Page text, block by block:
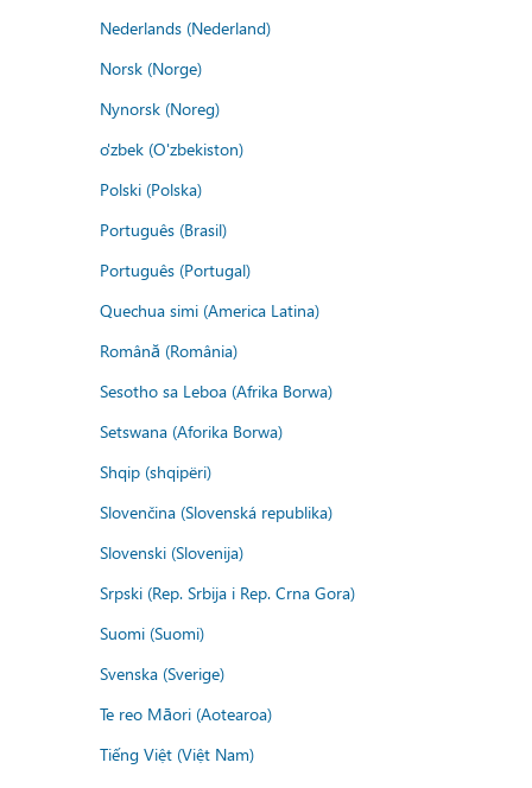
Nederlands (Nederland)
Norsk (Norge)
Nynorsk (Noreg)
o'zbek (O'zbekiston)
Polski (Polska)
Português (Brasil)
Português (Portugal)
Quechua simi (America Latina)
Română (România)
Sesotho sa Leboa (Afrika Borwa)
Setswana (Aforika Borwa)
Shqip (shqipëri)
Slovenčina (Slovenská republika)
Slovenski (Slovenija)
Srpski (Rep. Srbija i Rep. Crna Gora)
Suomi (Suomi)
Svenska (Sverige)
Te reo Māori (Aotearoa)
Tiếng Việt (Việt Nam)